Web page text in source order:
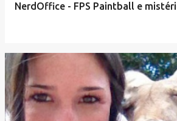
NerdOffice - FPS Paintball e